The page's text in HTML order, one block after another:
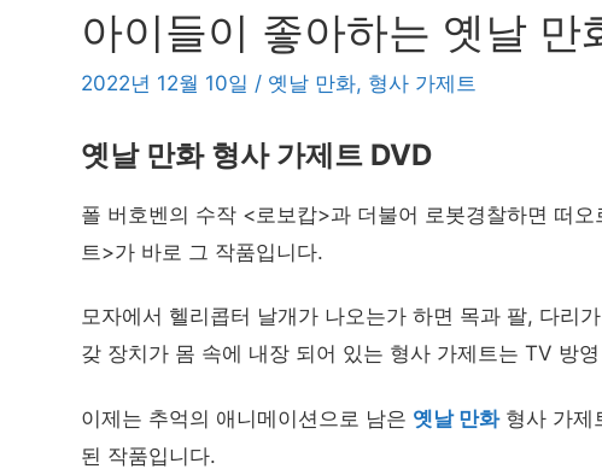
아이들이 좋아하는 옛날
2022년 12월 10일 / 옛날 만화, 형사 가제트
옛날 만화 형사 가제트 DVD
폴 버호벤의 수작 <로보캅>과 더불어 로봇경찰하면 떠
트>가 바로 그 작품입니다.
모자에서 헬리콥터 날개가 나오는가 하면 목과 팔, 다리
갖 장치가 몸 속에 내장 되어 있는 형사 가제트는 TV 방
이제는 추억의 애니메이션으로 남은 옛날 만화형사 가제
된 작품입니다.